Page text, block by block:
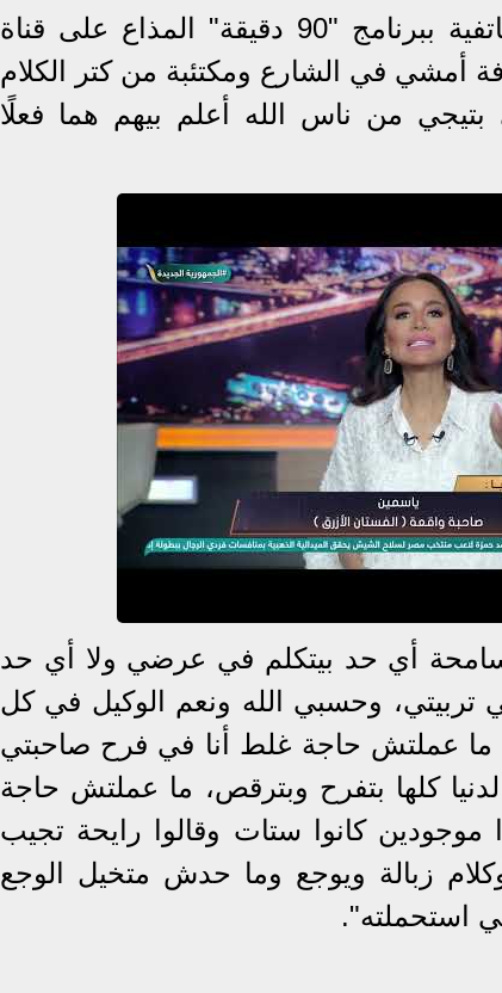
وأضافت خلال مداخلة هاتفية ببرنامج "90 دقيقة" المذاع على قناة
أمشي في الشارع ومكتئبة من كتر الكلام
بتيجي من ناس الله أعلم بيهم هما فعلًا
أي حد بيتكلم في عرضي ولا أي حد
وحسبي الله ونعم الوكيل في كل
ما عملتش حاجة غلط أنا في فرح صاحبتي
كلها بتفرح وبترقص، ما عملتش حاجة
موجودين كانوا ستات وقالوا رايحة تجيب
زبالة ويوجع وما حدش متخيل الوجع
استحملته".